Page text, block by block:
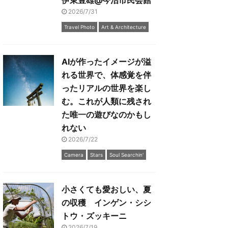
2026/7/31
Travel Photo Art & Architecture
AIが作ったイメージが溢
れる世界で、体感覚を伴
ったリアルの世界を楽し
む。これが人類に残され
た唯一の遊びなのかもし
れない
2026/7/22
Camera Stars Soul Searchin'
小さくても愛おしい、夏
の収穫 インゲン・シシ
トウ・ズッキーニ